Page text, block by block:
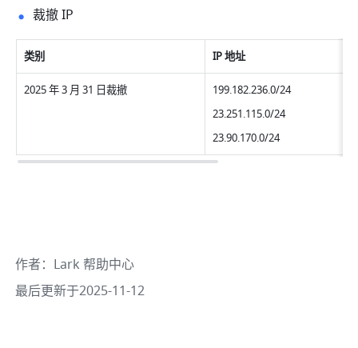
裁撤 IP
类别 IP 地址
2025 年 3 月 31 日裁撤
199.182.236.0/24
23.251.115.0/24
23.90.170.0/24
作者： Lark 帮助中心
最后更新于2025-11-12